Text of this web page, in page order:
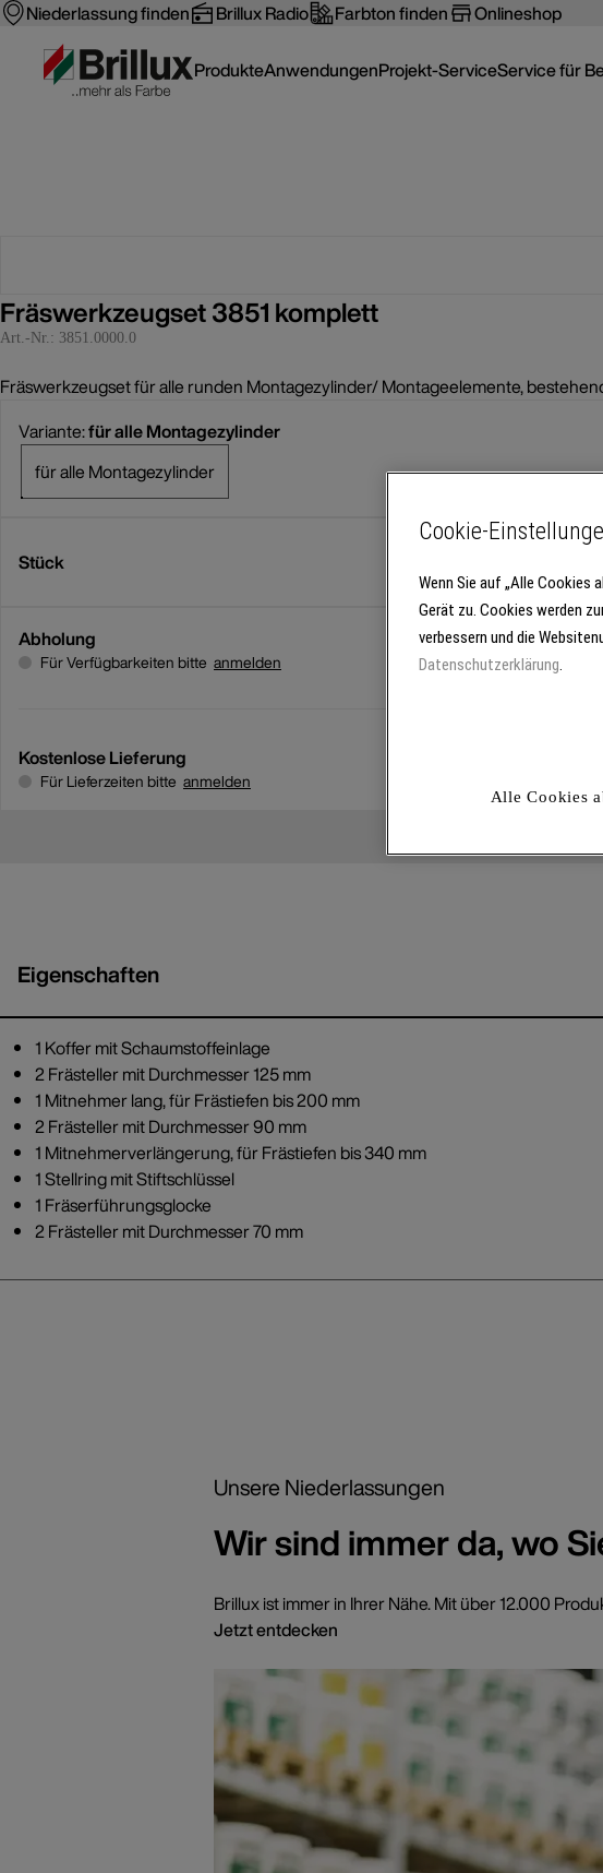
Niederlassung finden Brillux Radio Farbton finden Onlineshop
ProdukteAnwendungenProjekt-ServiceService für
Fräswerkzeugset 3851 komplett
Art.-Nr.: 3851.0000.0
Fräswerkzeugset für alle runden Montagezylinder/ Montageelemente,
Variante:für alle Montagezylinder
für alle Montagezylinder
Stück
Abholung
Für Verfügbarkeiten bitte anmelden
Kostenlose Lieferung
Für Lieferzeiten bitte anmelden
Eigenschaften
1 Koffer mit Schaumstoffeinlage
2 Frästeller mit Durchmesser 125 mm
1 Mitnehmer lang, für Frästiefen bis 200 mm
2 Frästeller mit Durchmesser 90 mm
1 Mitnehmerverlängerung, für Frästiefen bis 340 mm
1 Stellring mit Stiftschlüssel
1 Fräserführungsglocke
2 Frästeller mit Durchmesser 70 mm
Unsere Niederlassungen
Wir sind immer da, wo
Brillux ist immer in Ihrer Nähe. Mit über 12.000
Jetzt entdecken
Cookie-
Wenn Sie auf „Alle Cookies
Gerät zu. Cookies werden
verbessern und die
Datenschutzerklärung.
Alle Cookies